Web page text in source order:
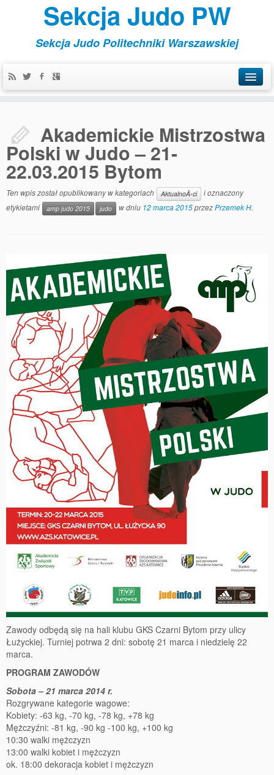
Sekcja Judo PW
Sekcja Judo Politechniki Warszawskiej
Kontakt
Treningi
Akademickie Mistrzostwa
Polski w Judo – 21-
22.03.2015 Bytom
Ten wpis został opublikowany w kategoriach AktualnoÅ›ci
i oznaczony
etykietami
amp judo 2015 judo w dniu 12 marca 2015przezPrzemek H.
Zawody odbędą się na hali klubu GKS Czarni Bytom przy ulicy
Łużyckiej. Turniej potrwa 2 dni: sobotę 21 marca i niedzielę 22
marca.
PROGRAM ZAWODÓW
Sobota – 21 marca 2014 r.
Rozgrywane kategorie wagowe:
Kobiety: -63 kg, -70 kg, -78 kg, +78 kg
Mężczyźni: -81 kg, -90 kg -100 kg, +100 kg
10:30 walki mężczyzn
13:00 walki kobiet i mężczyzn
ok. 18:00 dekoracja kobiet i mężczyzn